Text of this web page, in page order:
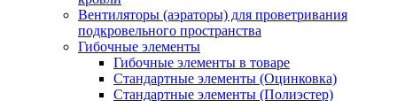
Вентиляторы (аэраторы) для проветривания
подкровельного пространства
Гибочные элементы
Гибочные элементы в товаре
Стандартные элементы (Оцинковка)
Стандартные элементы (Полиэстер)